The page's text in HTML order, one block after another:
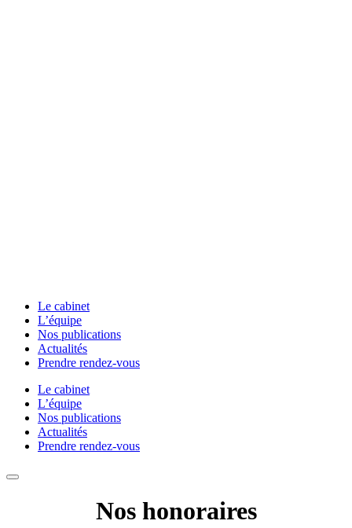
Le cabinet
L’équipe
Nos publications
Actualités
Prendre rendez-vous
Le cabinet
L’équipe
Nos publications
Actualités
Prendre rendez-vous
Nos honoraires